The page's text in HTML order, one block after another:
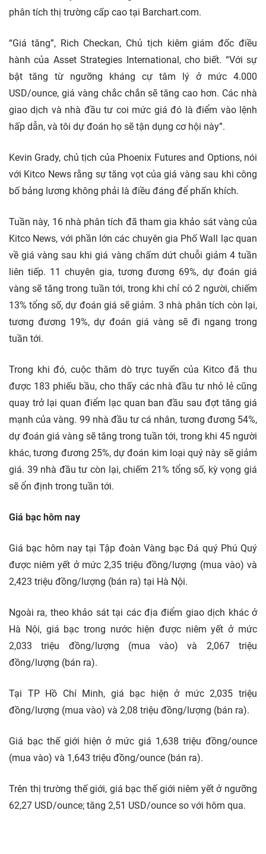
phân tích thị trường cấp cao tại Barchart.com.
“Giá tăng”, Rich Checkan, Chủ tịch kiêm giám đốc điều
hành của Asset Strategies International, cho biết. “Với sự
bật tăng từ ngưỡng kháng cự tâm lý ở mức 4.000
USD/ounce, giá vàng chắc chắn sẽ tăng cao hơn. Các nhà
giao dịch và nhà đầu tư coi mức giá đó là điểm vào lệnh
hấp dẫn, và tôi dự đoán họ sẽ tận dụng cơ hội này”.
Kevin Grady, chủ tịch của Phoenix Futures and Options, nói
với Kitco News rằng sự tăng vọt của giá vàng sau khi công
bố bảng lương không phải là điều đáng để phấn khích.
Tuần này, 16 nhà phân tích đã tham gia khảo sát vàng của
Kitco News, với phần lớn các chuyên gia Phố Wall lạc quan
về giá vàng sau khi giá vàng chấm dứt chuỗi giảm 4 tuần
liên tiếp. 11 chuyên gia, tương đương 69%, dự đoán giá
vàng sẽ tăng trong tuần tới, trong khi chỉ có 2 người, chiếm
13% tổng số, dự đoán giá sẽ giảm. 3 nhà phân tích còn lại,
tương đương 19%, dự đoán giá vàng sẽ đi ngang trong
tuần tới.
Trong khi đó, cuộc thăm dò trực tuyến của Kitco đã thu
được 183 phiếu bầu, cho thấy các nhà đầu tư nhỏ lẻ cũng
quay trở lại quan điểm lạc quan ban đầu sau đợt tăng giá
mạnh của vàng. 99 nhà đầu tư cá nhân, tương đương 54%,
dự đoán giá vàng sẽ tăng trong tuần tới, trong khi 45 người
khác, tương đương 25%, dự đoán kim loại quý này sẽ giảm
giá. 39 nhà đầu tư còn lại, chiếm 21% tổng số, kỳ vọng giá
sẽ ổn định trong tuần tới.
Giá bạc hôm nay
Giá bạc hôm nay tại Tập đoàn Vàng bạc Đá quý Phú Quý
được niêm yết ở mức 2,35 triệu đồng/lượng (mua vào) và
2,423 triệu đồng/lượng (bán ra) tại Hà Nội.
Ngoài ra, theo khảo sát tại các địa điểm giao dịch khác ở
Hà Nội, giá bạc trong nước hiện được niêm yết ở mức
2,033 triệu đồng/lượng (mua vào) và 2,067 triệu
đồng/lượng (bán ra).
Tại TP Hồ Chí Minh, giá bạc hiện ở mức 2,035 triệu
đồng/lượng (mua vào) và 2,08 triệu đồng/lượng (bán ra).
Giá bạc thế giới hiện ở mức giá 1,638 triệu đồng/ounce
(mua vào) và 1,643 triệu đồng/ounce (bán ra).
Trên thị trường thế giới, giá bạc thế giới niêm yết ở ngưỡng
62,27 USD/ounce; tăng 2,51 USD/ounce so với hôm qua.